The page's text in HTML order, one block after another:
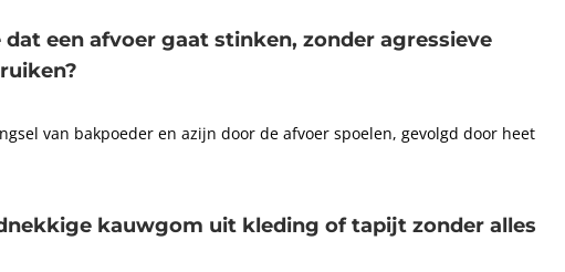
dat een afvoer gaat stinken, zonder agressieve
van bakpoeder en azijn door de afvoer spoelen, gevolgd door heet
kauwgom uit kleding of tapijt zonder alles